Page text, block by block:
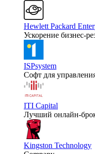
Hewlett Packard
Ускорение бизнес-
ISPsystem
Софт для
ITI Capital
Лучший онлайн-
Kingston Technology